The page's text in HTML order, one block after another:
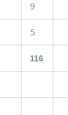
9
5
116